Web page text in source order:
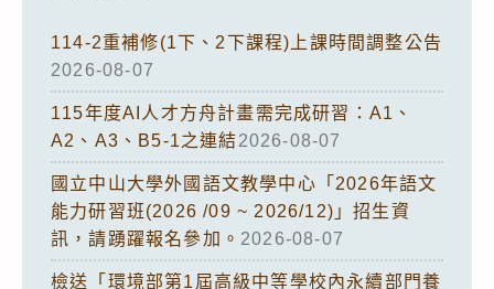
114-2重補修(1下、2下課程)上課時間調整公告
2026-08-07
115年度AI人才方舟計畫需完成研習：A1、
A2、A3、B5-1之連結2026-08-07
國立中山大學外國語文教學中心「2026年語文
能力研習班(2026 /09 ~ 2026/12)」招生資
訊，請踴躍報名參加。 2026-08-07
檢送「環境部第1屆高級中等學校內永續部門養